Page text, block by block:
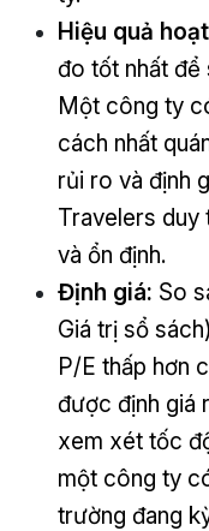
Hiệu quả
đo tốt nhất để
Một công ty
cách nhất
rủi ro và định
Travelers duy
và ổn định.
Định giá: So
Giá trị sổ
P/E thấp hơn
được định giá
xem xét tốc
một công ty
trường đang